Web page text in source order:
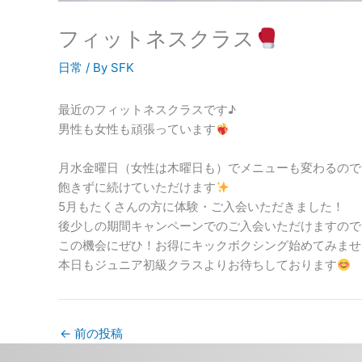
フィットネスクラス
日常 / By SFK
最近のフィットネスクラスです♪
男性も女性も頑張っています
月水金曜日（女性は木曜日も）でメニューも変わるので
飽きずに続けていただけます
5月もたくさんの方に体験・ご入会いただきました！
後少しの期間キャンペーンでのご入会いただけますので
この機会にぜひ！お得にキックボクシング始めてみま
本日もジュニア初級クラスよりお待ちしております
← 前の投稿